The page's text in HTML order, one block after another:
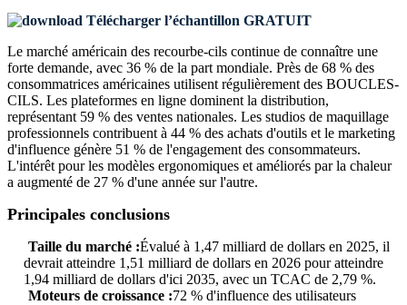
Télécharger l’échantillon GRATUIT
Le marché américain des recourbe-cils continue de connaître une
forte demande, avec 36 % de la part mondiale. Près de 68 % des
consommatrices américaines utilisent régulièrement des BOUCLES-
CILS. Les plateformes en ligne dominent la distribution,
représentant 59 % des ventes nationales. Les studios de maquillage
professionnels contribuent à 44 % des achats d'outils et le marketing
d'influence génère 51 % de l'engagement des consommateurs.
L'intérêt pour les modèles ergonomiques et améliorés par la chaleur
a augmenté de 27 % d'une année sur l'autre.
Principales conclusions
Taille du marché :Évalué à 1,47 milliard de dollars en 2025, il
devrait atteindre 1,51 milliard de dollars en 2026 pour atteindre
1,94 milliard de dollars d'ici 2035, avec un TCAC de 2,79 %.
Moteurs de croissance :72 % d'influence des utilisateurs